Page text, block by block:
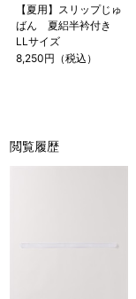
【夏用】スリップじゅ
ばん 夏絽半衿付き
LLサイズ
8,250円（税込）
閲覧履歴